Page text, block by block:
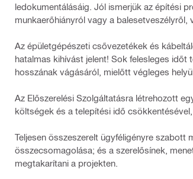
ledokumentálásáig. Jól ismerjük az építési
munkaerőhiányról vagy a
Az épületgépészeti csővezetékek és
hatalmas kihívást jelent! Sok felesleges időt
hosszának vágásáról, mielőtt végleges
Az Előszerelési Szolgáltatásra létrehozott
költségek és a telepítési idő
Teljesen összeszerelt ügyféligényre szabott
összecsomagolása; és a szerelősínek,
megtakarítani a projekten.